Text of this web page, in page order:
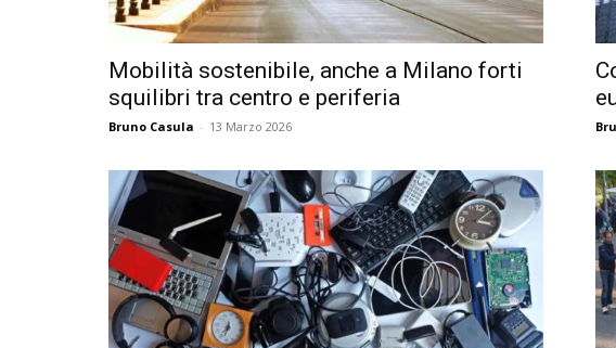
Mobilità sostenibile, anche a Milano forti
squilibri tra centro e periferia
Bruno Casula - 13 Marzo 2026